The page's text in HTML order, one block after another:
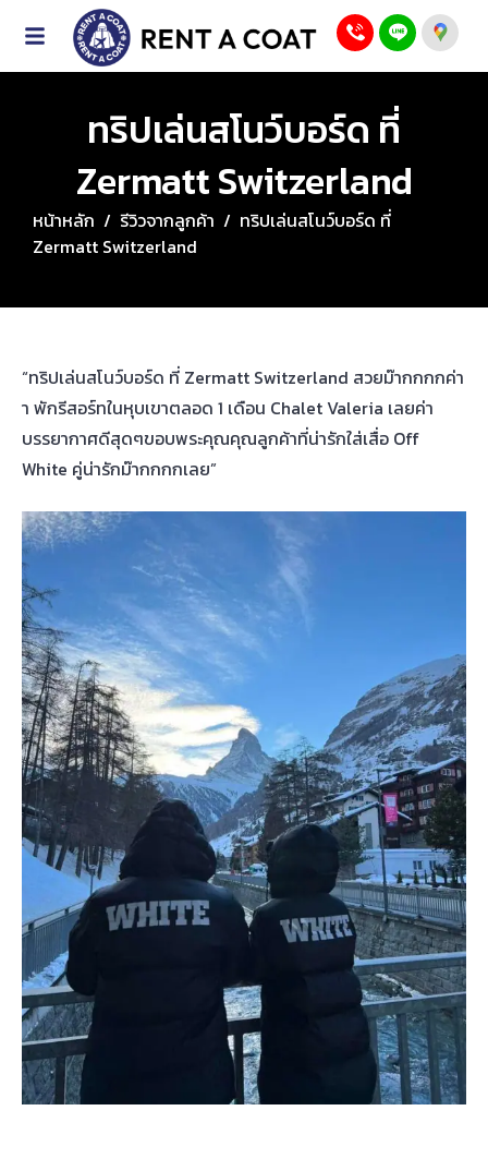
ทริปเล่นสโนว์บอร์ด ที่
Zermatt Switzerland
หน้าหลัก / รีวิวจากลูกค้า / ทริปเล่นสโนว์บอร์ด ที่
Zermatt Switzerland
“ทริปเล่นสโนว์บอร์ด ที่ Zermatt Switzerland สวยม๊ากกกกค่า
า พักรีสอร์ทในหุบเขาตลอด 1 เดือน Chalet Valeria เลยค่า
บรรยากาศดีสุดๆขอบพระคุณคุณลูกค้าที่น่ารักใส่เสื่อ Off
White คู่น่ารักม๊ากกกกเลย”